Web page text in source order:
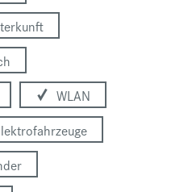
WLAN